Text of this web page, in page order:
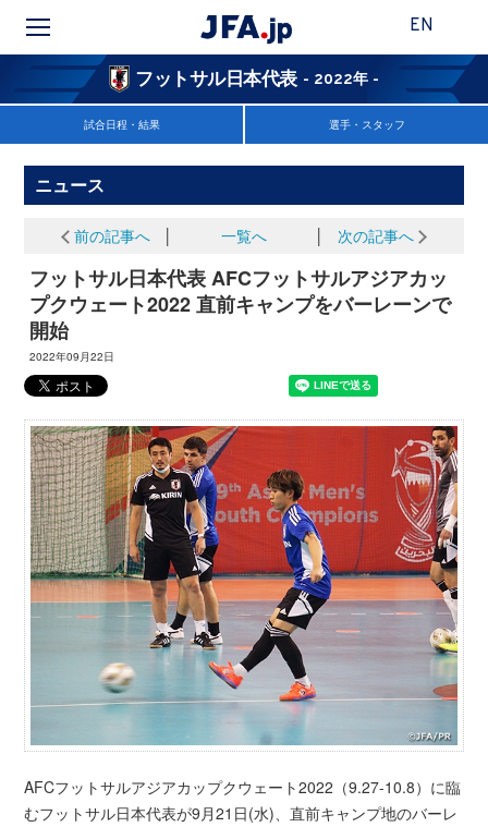
EN
フットサル日本代表 - 2022年 -
試合日程・結果 選手・スタッフ
ニュース
前の記事へ 一覧へ 次の記事へ
フットサル日本代表 AFCフットサルアジアカッ
プクウェート2022 直前キャンプをバーレーンで
開始
2022年09月22日
AFCフットサルアジアカップクウェート2022（9.27-10.8）に臨
むフットサル日本代表が9月21日(水)、直前キャンプ地のバーレ